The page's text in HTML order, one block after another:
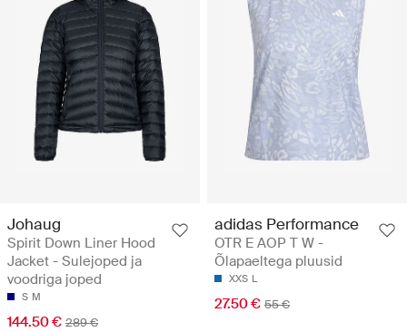
Johaug
Spirit Down Liner Hood
Jacket - Sulejoped ja
voodriga joped
S M
144.50 € 289 €
adidas Performance
OTR E AOP T W -
Õlapaeltega pluusid
XXS L
27.50 € 55 €